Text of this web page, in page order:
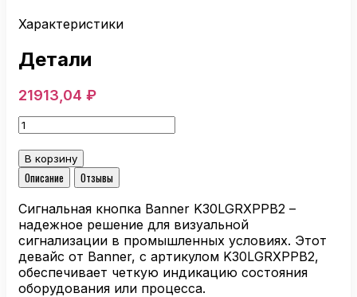
Характеристики
Детали
21913,04 ₽
Количество
товара
Сигнальная
кнопка
Banner
K30LGRXPPB2
В корзину
Описание
Отзывы
Сигнальная кнопка Banner K30LGRXPPB2 –
надежное решение для визуальной
сигнализации в промышленных условиях. Этот
девайс от Banner, с артикулом K30LGRXPPB2,
обеспечивает четкую индикацию состояния
оборудования или процесса.